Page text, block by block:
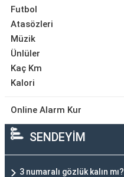
Futbol
Atasözleri
Müzik
Ünlüler
Kaç Km
Kalori
Online Alarm Kur
SENDEYİM
3 numaralı gözlük kalın mı?